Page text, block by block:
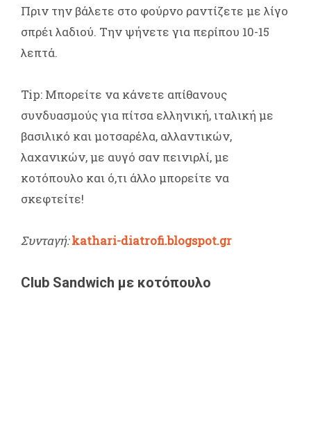
Πριν την βάλετε στο φούρνο ραντίζετε με λίγο
σπρέι λαδιού. Την ψήνετε για περίπου 10-15
λεπτά.
Tip: Μπορείτε να κάνετε απίθανους
συνδυασμούς για πίτσα ελληνική, ιταλική με
βασιλικό και μοτσαρέλα, αλλαντικών,
λαχανικών, με αυγό σαν πεινιρλί, με
κοτόπουλο και ό,τι άλλο μπορείτε να
σκεφτείτε!
Συνταγή: kathari-diatrofi.blogspot.gr
Club Sandwich με κοτόπουλο